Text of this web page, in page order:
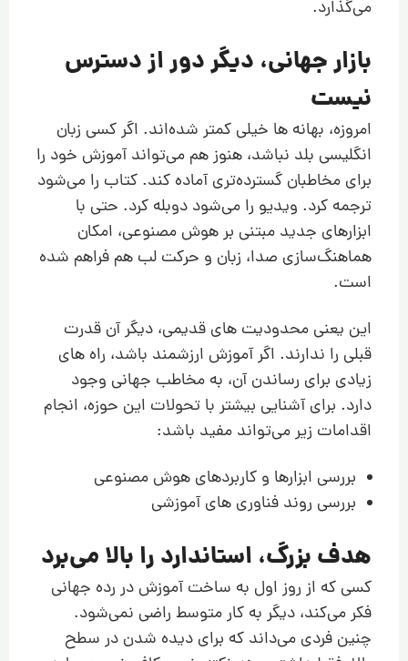
می‌گذارد.
بازار جهانی، دیگر دور از دسترس
نیست
امروزه، بهانه ها خیلی کمتر شده‌اند. اگر کسی زبان
انگلیسی بلد نباشد، هنوز هم می‌تواند آموزش خود را
برای مخاطبان گسترده‌تری آماده کند. کتاب را می‌شود
ترجمه کرد. ویدیو را می‌شود دوبله کرد. حتی با
ابزارهای جدید مبتنی بر هوش مصنوعی، امکان
هماهنگ‌سازی صدا، زبان و حرکت لب هم فراهم شده
است.
این یعنی محدودیت های قدیمی، دیگر آن قدرت
قبلی را ندارند. اگر آموزش ارزشمند باشد، راه های
زیادی برای رساندن آن، به مخاطب جهانی وجود
دارد. برای آشنایی بیشتر با تحولات این حوزه، انجام
اقدامات زیر می‌تواند مفید باشد:
بررسی ابزارها و کاربردهای هوش مصنوعی
بررسی روند فناوری های آموزشی
هدف بزرگ، استاندارد را بالا می‌برد
کسی که از روز اول به ساخت آموزش در رده جهانی
فکر می‌کند، دیگر به کار متوسط راضی نمی‌شود.
چنین فردی می‌داند که برای دیده شدن در سطح